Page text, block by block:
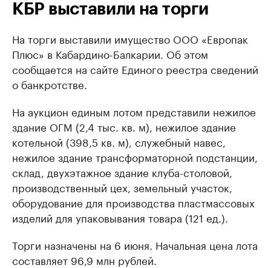
КБР выставили на торги
На торги выставили имущество ООО «Европак
Плюс» в Кабардино-Балкарии. Об этом
сообщается на сайте Единого реестра сведений
о банкротстве.
На аукцион единым лотом представили нежилое
здание ОГМ (2,4 тыс. кв. м), нежилое здание
котельной (398,5 кв. м), служебный навес,
нежилое здание трансформаторной подстанции,
склад, двухэтажное здание клуба-столовой,
производственный цех, земельный участок,
оборудование для производства пластмассовых
изделий для упаковывания товара (121 ед.).
Торги назначены на 6 июня. Начальная цена лота
составляет 96,9 млн рублей.